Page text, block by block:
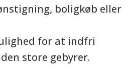
boligkøb eller
for at indfri
store gebyrer.